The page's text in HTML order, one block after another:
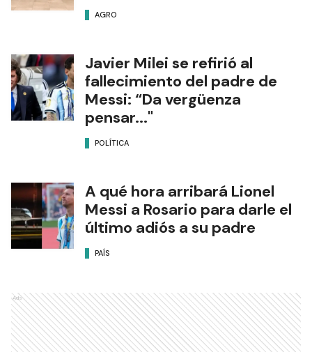
AGRO
Javier Milei se refirió al
fallecimiento del padre de
Messi: “Da vergüenza
pensar..."
POLÍTICA
A qué hora arribará Lionel
Messi a Rosario para darle el
último adiós a su padre
PAÍS
Ads